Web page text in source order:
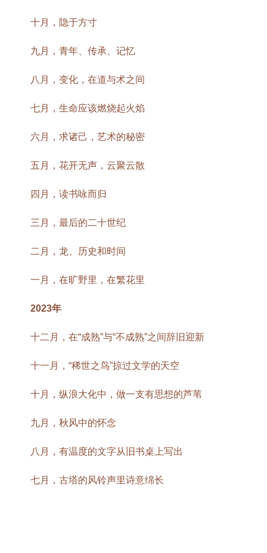
十月，隐于方寸
九月，青年、传承、记忆
八月，变化，在道与术之间
七月，生命应该燃烧起火焰
六月，求诸己，艺术的秘密
五月，花开无声，云聚云散
四月，读书咏而归
三月，最后的二十世纪
二月，龙、历史和时间
一月，在旷野里，在繁花里
2023年
十二月，在“成熟”与“不成熟”之间辞旧迎新
十一月，“稀世之鸟”掠过文学的天空
十月，纵浪大化中，做一支有思想的芦苇
九月，秋风中的怀念
八月，有温度的文字从旧书桌上写出
七月，古塔的风铃声里诗意绵长